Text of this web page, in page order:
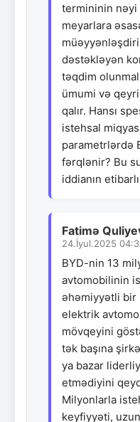
termininin nəyi
meyarlara
dəstəkləyən
təqdim
ümumi və
qalır. Hansı
istehsal
parametrlərdə
fərqlənir? Bu
iddianın
Fatimə
24.İyul.2025
BYD-nin 13
avtomobilinin
əhəmiyyətli bir
elektrik
mövqeyini
tək başına
ya bazar
etmədiyini
Milyonlarla
keyfiyyəti,